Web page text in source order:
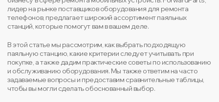
лидер на рынке поставщиков оборудования для ремонта
телефонов, предлагает широкий ассортимент паяльных
станций, которые помогут вам в вашем деле.
В этой статье мы рассмотрим, как выбрать подходящую
паяльную станцию, какие критерии следует учитывать при
покупке, а также дадим практические советы по использованию
и обслуживанию оборудования. Мы также ответим на часто
задаваемые вопросы и предоставим сравнительные таблицы,
чтобы вы могли сделать обоснованный выбор.